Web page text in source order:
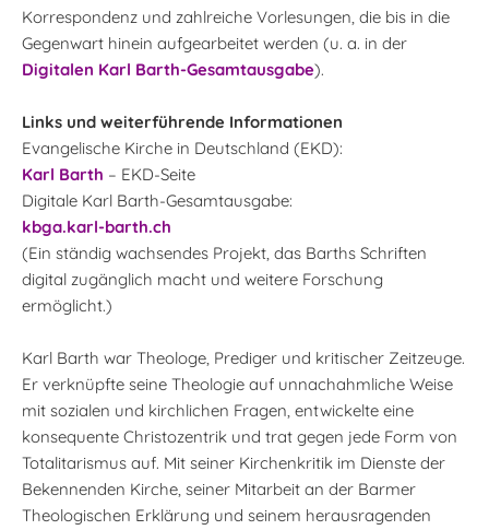
Korrespondenz und zahlreiche Vorlesungen, die bis in die
Gegenwart hinein aufgearbeitet werden (u. a. in der
Digitalen Karl Barth-Gesamtausgabe).
Links und weiterführende Informationen
Evangelische Kirche in Deutschland (EKD):
Karl Barth – EKD-Seite
Digitale Karl Barth-Gesamtausgabe:
kbga.karl-barth.ch
(Ein ständig wachsendes Projekt, das Barths Schriften
digital zugänglich macht und weitere Forschung
ermöglicht.)
Karl Barth war Theologe, Prediger und kritischer Zeitzeuge.
Er verknüpfte seine Theologie auf unnachahmliche Weise
mit sozialen und kirchlichen Fragen, entwickelte eine
konsequente Christozentrik und trat gegen jede Form von
Totalitarismus auf. Mit seiner Kirchenkritik im Dienste der
Bekennenden Kirche, seiner Mitarbeit an der Barmer
Theologischen Erklärung und seinem herausragenden